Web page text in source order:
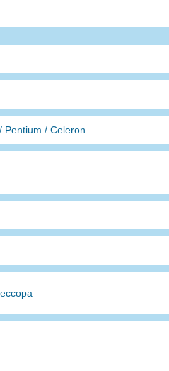
Pentium / Celeron